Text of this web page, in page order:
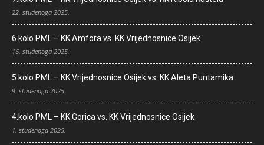
22. studenoga 2025.
6.kolo PML – KK Amfora vs. KK Vrijednosnice Osijek
16. studenoga 2025.
5.kolo PML – KK Vrijednosnice Osijek vs. KK Aleta Puntamika
9. studenoga 2025.
4.kolo PML – KK Gorica vs. KK Vrijednosnice Osijek
1. studenoga 2025.